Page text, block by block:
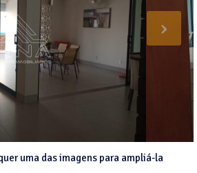
›
uma das imagens para ampliá-la